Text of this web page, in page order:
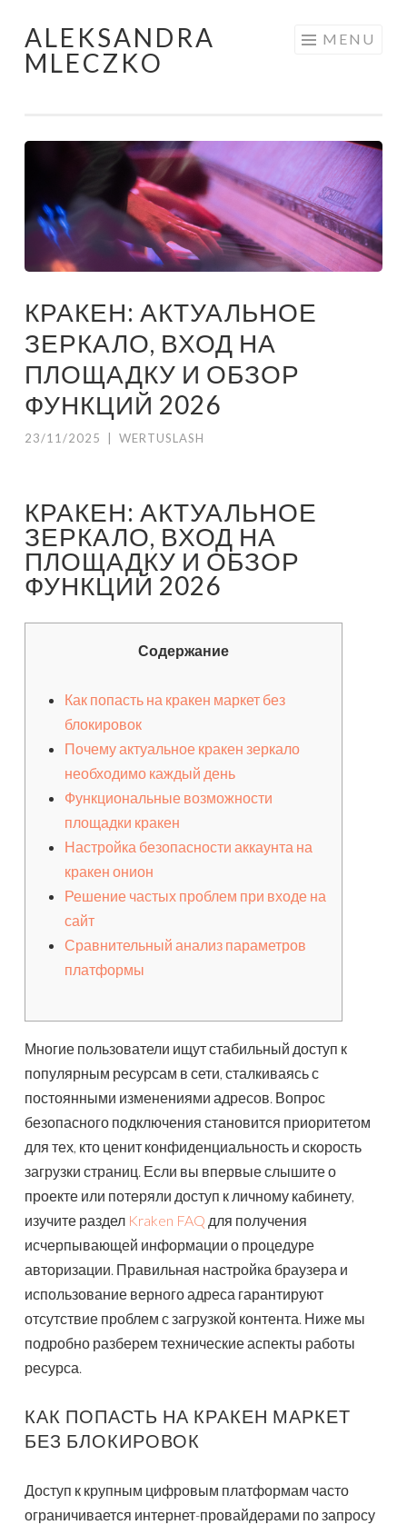
Skip to content
ALEKSANDRA
MLECZKO
MENU
КРАКЕН: АКТУАЛЬНОЕ
ЗЕРКАЛО, ВХОД НА
ПЛОЩАДКУ И ОБЗОР
ФУНКЦИЙ 2026
23/11/2025 WERTUSLASH
КРАКЕН: АКТУАЛЬНОЕ
ЗЕРКАЛО, ВХОД НА
ПЛОЩАДКУ И ОБЗОР
ФУНКЦИЙ 2026
Содержание
Как попасть на кракен маркет без
блокировок
Почему актуальное кракен зеркало
необходимо каждый день
Функциональные возможности
площадки кракен
Настройка безопасности аккаунта на
кракен онион
Решение частых проблем при входе на
сайт
Сравнительный анализ параметров
платформы
Многие пользователи ищут стабильный доступ к
популярным ресурсам в сети, сталкиваясь с
постоянными изменениями адресов. Вопрос
безопасного подключения становится приоритетом
для тех, кто ценит конфиденциальность и скорость
загрузки страниц. Если вы впервые слышите о
проекте или потеряли доступ к личному кабинету,
изучите раздел Kraken FAQ для получения
исчерпывающей информации о процедуре
авторизации. Правильная настройка браузера и
использование верного адреса гарантируют
отсутствие проблем с загрузкой контента. Ниже мы
подробно разберем технические аспекты работы
ресурса.
КАК ПОПАСТЬ НА КРАКЕН МАРКЕТ
БЕЗ БЛОКИРОВОК
Доступ к крупным цифровым платформам часто
ограничивается интернет-провайдерами по запросу